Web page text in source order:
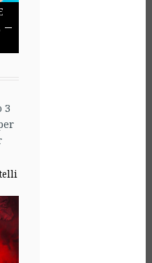
–
3